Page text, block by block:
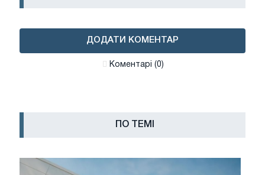
ДОДАТИ КОМЕНТАР
Коментарі (0)
ПО ТЕМІ